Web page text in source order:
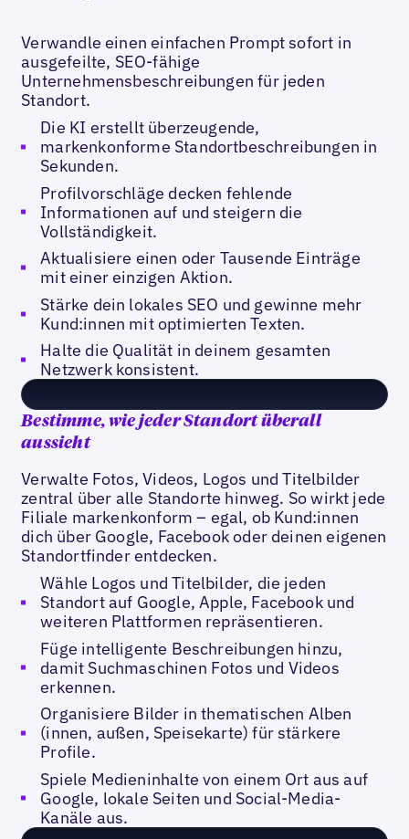
Verwandle einen einfachen Prompt sofort in
ausgefeilte, SEO-fähige
Unternehmensbeschreibungen für jeden
Standort.
Die KI erstellt überzeugende,
markenkonforme Standortbeschreibungen in
Sekunden.
Profilvorschläge decken fehlende
Informationen auf und steigern die
Vollständigkeit.
Aktualisiere einen oder Tausende Einträge
mit einer einzigen Aktion.
Stärke dein lokales SEO und gewinne mehr
Kund:innen mit optimierten Texten.
Halte die Qualität in deinem gesamten
Netzwerk konsistent.
Bestimme, wie jeder Standort überall
aussieht
Verwalte Fotos, Videos, Logos und Titelbilder
zentral über alle Standorte hinweg. So wirkt jede
Filiale markenkonform – egal, ob Kund:innen
dich über Google, Facebook oder deinen eigenen
Standortfinder entdecken.
Wähle Logos und Titelbilder, die jeden
Standort auf Google, Apple, Facebook und
weiteren Plattformen repräsentieren.
Füge intelligente Beschreibungen hinzu,
damit Suchmaschinen Fotos und Videos
erkennen.
Organisiere Bilder in thematischen Alben
(innen, außen, Speisekarte) für stärkere
Profile.
Spiele Medieninhalte von einem Ort aus auf
Google, lokale Seiten und Social-Media-
Kanäle aus.